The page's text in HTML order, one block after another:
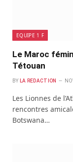
EQUIPE 1 F
Le Maroc
Tétouan
BY LA REDACTION
Les Lionnes de
rencontres
Botswana…